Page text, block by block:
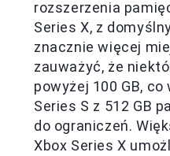
rozszerzenia
Series X, z
znacznie więcej
zauważyć, że
powyżej 100 GB,
Series S z 512 GB
do ograniczeń.
Xbox Series X